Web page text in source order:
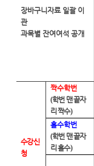
장바구니자료 일괄 이
관
과목별 잔여여석 공개
수강신
청
짝수학번
(학번 맨 끝자
리 짝수)
홀수학번
(학번 맨 끝자
리 홀수)